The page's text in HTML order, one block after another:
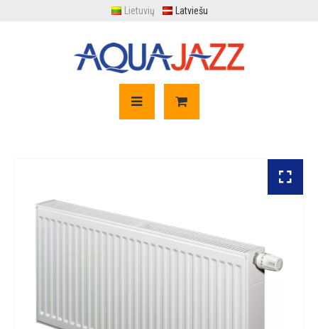
Lietuvių Latviešu